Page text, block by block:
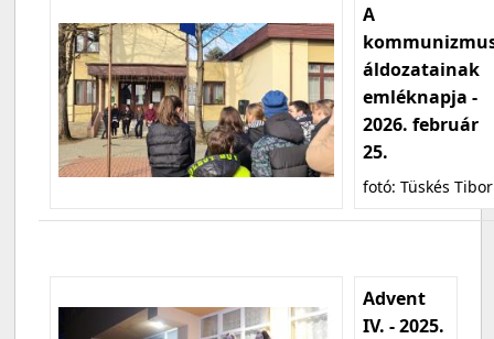
A
áldozatainak
emléknapja -
2026. február
25.
fotó: Tüskés Tibor
Advent
IV. - 2025.